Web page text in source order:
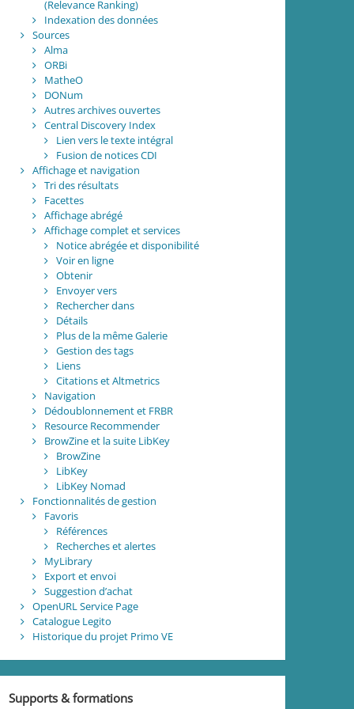
(Relevance Ranking)
Indexation des données
Sources
Alma
ORBi
MatheO
DONum
Autres archives ouvertes
Central Discovery Index
Lien vers le texte intégral
Fusion de notices CDI
Affichage et navigation
Tri des résultats
Facettes
Affichage abrégé
Affichage complet et services
Notice abrégée et disponibilité
Voir en ligne
Obtenir
Envoyer vers
Rechercher dans
Détails
Plus de la même Galerie
Gestion des tags
Liens
Citations et Altmetrics
Navigation
Dédoublonnement et FRBR
Resource Recommender
BrowZine et la suite LibKey
BrowZine
LibKey
LibKey Nomad
Fonctionnalités de gestion
Favoris
Références
Recherches et alertes
MyLibrary
Export et envoi
Suggestion d’achat
OpenURL Service Page
Catalogue Legito
Historique du projet Primo VE
Supports & formations